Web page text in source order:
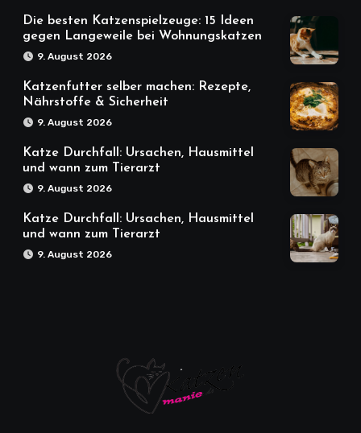
Die besten Katzenspielzeuge: 15 Ideen
gegen Langeweile bei Wohnungskatzen
9. August 2026
Katzenfutter selber machen: Rezepte,
Nährstoffe & Sicherheit
9. August 2026
Katze Durchfall: Ursachen, Hausmittel
und wann zum Tierarzt
9. August 2026
Katze Durchfall: Ursachen, Hausmittel
und wann zum Tierarzt
9. August 2026